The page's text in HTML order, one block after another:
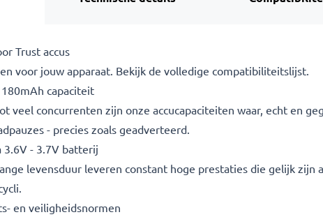
Trust accus
voor jouw apparaat. Bekijk de volledige compatibiliteitslijst.
capaciteit
veel concurrenten zijn onze accucapaciteiten waar, echt en
- precies zoals geadverteerd.
3.6V - 3.7V batterij
levensduur leveren constant hoge prestaties die gelijk
en veiligheidsnormen